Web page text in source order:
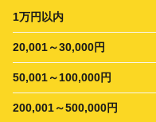
1万円以内
20,001～30,000円
50,001～100,000円
200,001～500,000円